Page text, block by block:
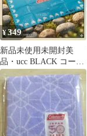
¥349
新品未使用未開封美
品・ucc BLACK コール
マン 連結レジャーシー
ト 非売品